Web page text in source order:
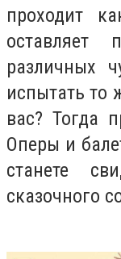
проходит
различных
испытать то
вас? Тогда
Оперы и
станете
сказочного